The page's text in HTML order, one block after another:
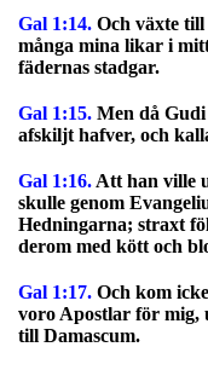
Gal 1:14. Och växte
många mina likar i
fädernas stadgar.
Gal 1:15. Men då Gudi
afskiljt hafver, och
Gal 1:16. Att han ville
skulle genom
Hedningarna; straxt
derom med kött och
Gal 1:17. Och kom
voro Apostlar för mig,
till Damascum.